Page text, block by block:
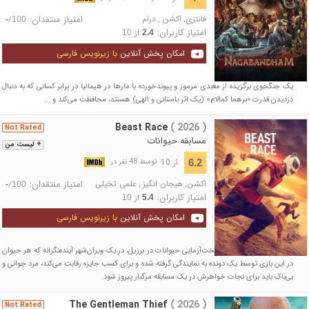
فانتزی, اکشن ,درام امتیاز منتقدان: -/100
امتیاز کاربران: 2.4از 10
امکان پخش آنلاین با زیرنویس فارسی
یک جنگجوی برگزیده از معبدی مرموز و پیوندخورده با مارها در هیمالیا در برابر کسانی که به دنبال
دزدیدن قدرت «برهما کمالام» (یک اثر باستانی و الهی) هستند، محافظت می‌کند و ...
+ لیست من
Not Rated Beast Race ( 2026 )
مسابقه حیوانات
6.2 از 10 توسط 48 نفر در
اکشن, هیجان انگیز , علمی تخیلی امتیاز منتقدان: -/100
امتیاز کاربران: 5.4از 10
امکان پخش آنلاین با زیرنویس فارسی
با الهام از دنیای غیرقانونی بخت‌آزمایی حیوانات در برزیل، در یک ویران‌شهر آینده‌نگرانه که هر حیوان
در این بازی توسط یک دونده به نمایندگی گرفته شده و برای کسب جایزه رقابت می‌کند، مرد جوانی و
بی‌باک باید برای نجات خواهرش در یک مسابقه مرگبار پیروز شود.
Not Rated The Gentleman Thief ( 2026 )